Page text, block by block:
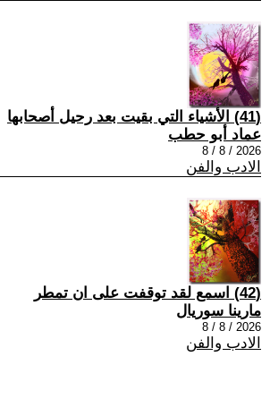
(41) الأشياء التي بقيت بعد رحيل أصحابها
عماد أبو حطب
2026 / 8 / 8
الادب والفن
(42) اسمع لقد توقفت على ان تمطر
مارينا سوريال
2026 / 8 / 8
الادب والفن